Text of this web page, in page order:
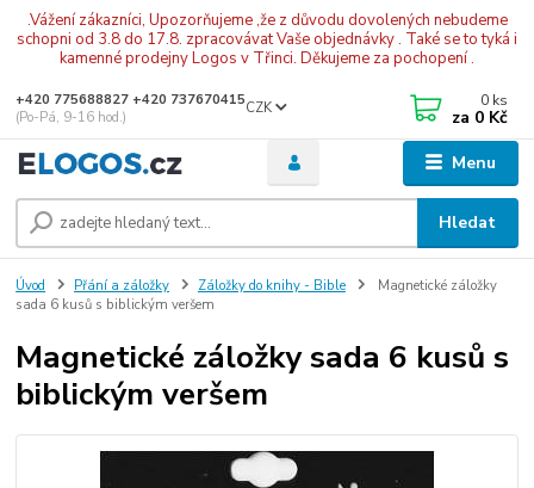
.Vážení zákazníci, Upozorňujeme ,že z důvodu dovolených nebudeme
schopni od 3.8 do 17.8. zpracovávat Vaše objednávky . Také se to tyká i
kamenné prodejny Logos v Třinci. Děkujeme za pochopení .
Menu
CZK
Hledat
+420 775688827 +420 737670415
(Po-Pá, 9-16 hod.)
0 ks
za 0 Kč
Úvod Přání a záložky Záložky do knihy - Bible
Magnetické záložky
sada 6 kusů s biblickým veršem
Magnetické záložky sada 6 kusů s
biblickým veršem